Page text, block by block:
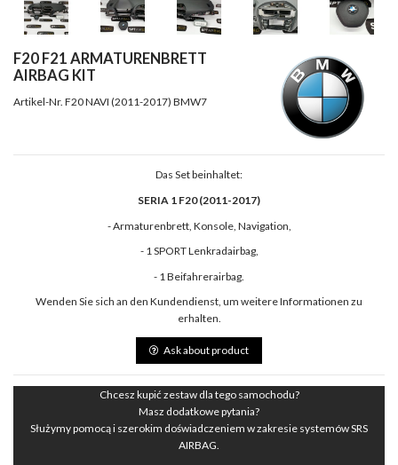
F20 F21 ARMATURENBRETT
AIRBAG KIT
Artikel-Nr. F20 NAVI (2011-2017) BMW7
Das Set beinhaltet:
SERIA 1 F20 (2011-2017)
- Armaturenbrett, Konsole, Navigation,
- 1 SPORT Lenkradairbag,
- 1 Beifahrerairbag.
Wenden Sie sich an den Kundendienst, um weitere Informationen zu
erhalten.
Ask about product
Chcesz kupić zestaw dla tego samochodu?
Masz dodatkowe pytania?
Służymy pomocą i szerokim doświadczeniem w zakresie systemów SRS
AIRBAG.